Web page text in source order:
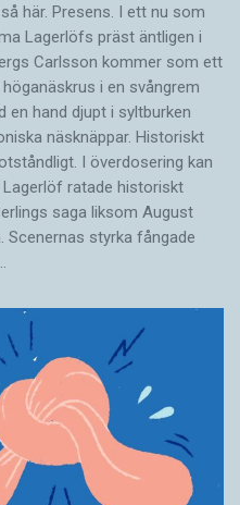
här. Presens. I ett nu som
Lagerlöfs präst äntligen i
Carlsson ­kommer som ett
i en svångrem
en hand djupt i syltburken
näsknäppar. Historiskt
I överdosering kan
Lagerlöf ratade historiskt
saga liksom August
­Scenernas styrka fångade